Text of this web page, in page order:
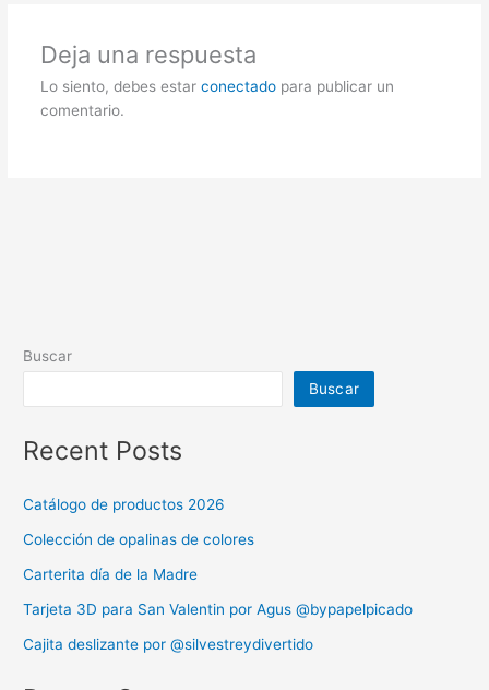
Deja una respuesta
Lo siento, debes estar conectadopara publicar un
comentario.
Buscar
Buscar
Recent Posts
Catálogo de productos 2026
Colección de opalinas de colores
Carterita día de la Madre
Tarjeta 3D para San Valentin por Agus @bypapelpicado
Cajita deslizante por @silvestreydivertido